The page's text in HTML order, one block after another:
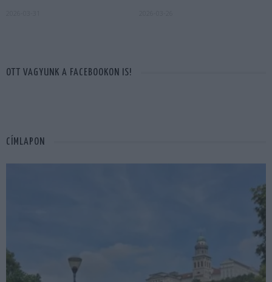
OTT VAGYUNK A FACEBOOKON IS!
CÍMLAPON